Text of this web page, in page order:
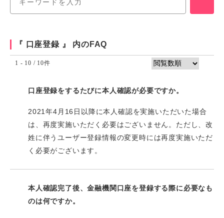
『 口座登録 』 内のFAQ
1 - 10 / 10件
口座登録をするたびに本人確認が必要ですか。
2021年4月16日以降に本人確認を実施いただいた場合
は、再度実施いただく必要はございません。ただし、改
姓に伴うユーザー登録情報の変更時には再度実施いただ
く必要がございます。
本人確認完了後、金融機関口座を登録する際に必要なも
のは何ですか。